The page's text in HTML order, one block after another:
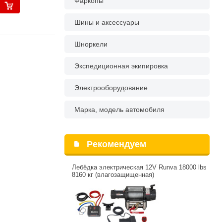
Шины и аксессуары
Шноркели
Экспедиционная экипировка
Электрооборудование
Марка, модель автомобиля
Рекомендуем
Лебёдка электрическая 12V Runva 18000 lbs
8160 кг (влагозащищенная)